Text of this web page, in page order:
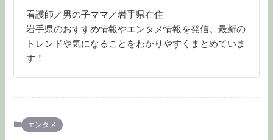
看護師／男の子ママ／岩手県在住
岩手県のおすすめ情報やエンタメ情報を発信。最新の
トレンドや気になることをわかりやすくまとめていま
す！
エンタメ